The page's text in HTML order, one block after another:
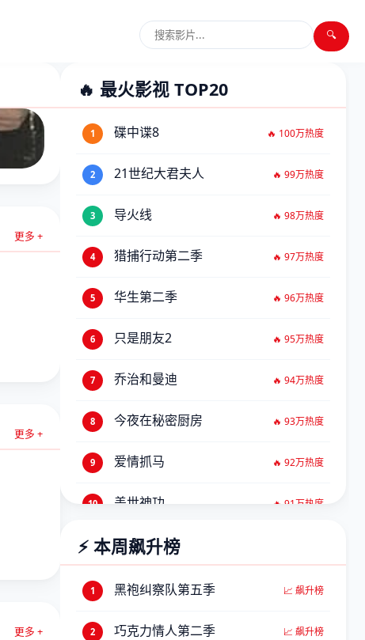
🔍
更多 +
先版
更多 +
第7集
更多 +
🔥 最火影视 TOP20
1 碟中谍8 🔥 100万热度
2 21世纪大君夫人 🔥 99万热度
3 导火线 🔥 98万热度
4 猎捕行动第二季 🔥 97万热度
5 华生第二季 🔥 96万热度
6 只是朋友2 🔥 95万热度
7 乔治和曼迪 🔥 94万热度
8 今夜在秘密厨房 🔥 93万热度
9 爱情抓马 🔥 92万热度
10 盖世神功 🔥 91万热度
11 天使大人第二季
12 变态杀手 🔥 89万热度
13 超级马力欧 🔥 88万热度
⚡ 本周飙升榜
1 黑袍纠察队第五季 📈 飙升榜
2 巧克力情人第二季 📈 飙升榜